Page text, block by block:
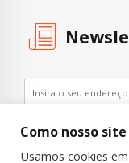
Como nosso
Usamos cookies